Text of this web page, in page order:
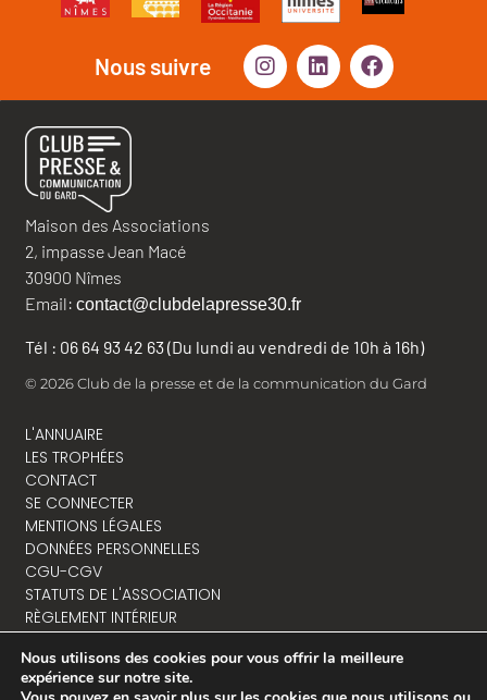
Nous suivre
Maison des Associations
2, impasse Jean Macé
30900 Nîmes
Email: contact@clubdelapresse30.fr
Tél : 06 64 93 42 63 (Du lundi au vendredi de 10h à 16h)
© 2026 Club de la presse et de la communication du Gard
L'ANNUAIRE
LES TROPHÉES
CONTACT
SE CONNECTER
MENTIONS LÉGALES
DONNÉES PERSONNELLES
CGU-CGV
STATUTS DE L'ASSOCIATION
RÈGLEMENT INTÉRIEUR
Nous utilisons des cookies pour vous offrir la meilleure
expérience sur notre site.